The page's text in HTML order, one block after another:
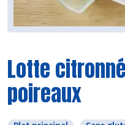
Lotte
poireaux